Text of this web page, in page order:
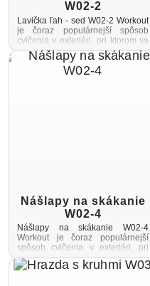
W02-2
Lavička ľah - sed W02-2 Workout
je čoraz populárnejší spôsob
cvičenia v exteriéri, pri ktorom sa
využíva najmä hmotnosť
vlastného tela Cvičenie je pestré
Nášlapy na skákanie
W02-4
Nášlapy na skákanie W02-4
Workout je čoraz populárnejší
spôsob cvičenia v exteriéri, pri
ktorom sa využíva najmä
hmotnosť vlastného tela Cvičenie